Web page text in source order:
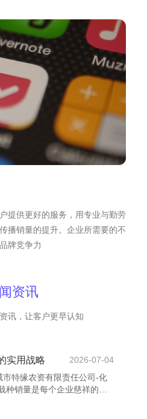
提供更好的服务，用专业与勤劳
播销量的提升。企业所需要的不
牌竞争力
资讯
讯，让客户更早认知
实用战略
2026-07-04
特缘农资有限责任公司-化
种销量是每个企业慈祥的中
牌口碑外，奥秘的营销战略
用战略，可匡助企业在短时